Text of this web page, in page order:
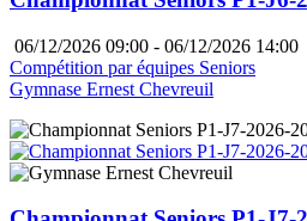
06/12/2026 09:00 - 06/12/2026 14:00
Compétition par équipes Seniors
Gymnase Ernest Chevreuil